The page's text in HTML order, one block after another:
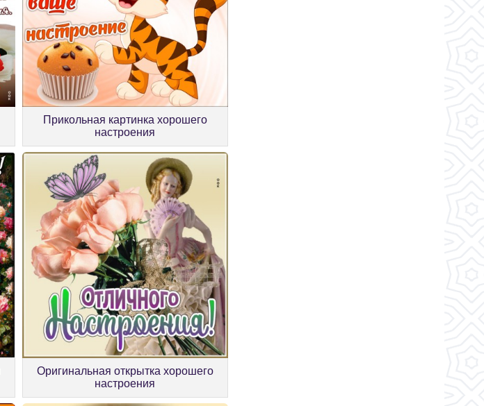
Прикольная картинка хорошего
настроения
Оригинальная открытка хорошего
настроения